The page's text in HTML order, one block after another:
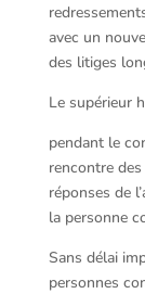
avec un
des litiges
Le supérieur
pendant le
rencontre
réponses de
la personne
Sans délai
personnes